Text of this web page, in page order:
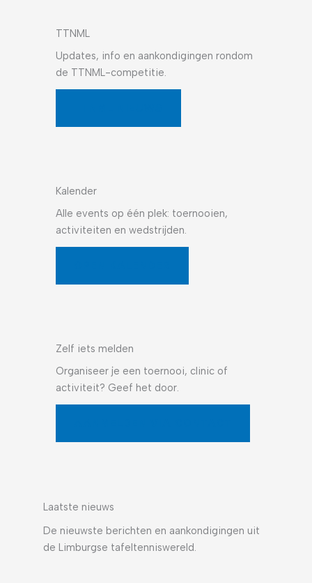
TTNML
Updates, info en aankondigingen rondom
de TTNML-competitie.
Kalender
Alle events op één plek: toernooien,
activiteiten en wedstrijden.
Zelf iets melden
Organiseer je een toernooi, clinic of
activiteit? Geef het door.
Laatste nieuws
De nieuwste berichten en aankondigingen uit
de Limburgse tafeltenniswereld.